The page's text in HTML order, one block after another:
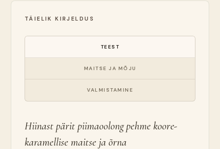
TÄIELIK KIRJELDUS
TEEST
MAITSE JA MÕJU
VALMISTAMINE
Hiinast pärit piimaoolong pehme koore-
karamellise maitse ja õrna